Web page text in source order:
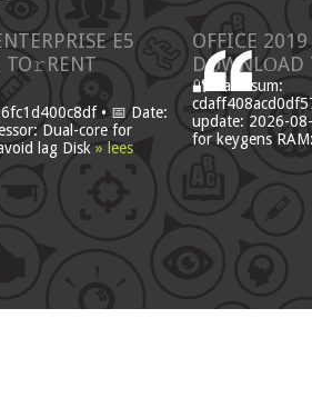
E5
TO𝚛RENT
• 📅 Date:
Dual-core for
lag Disk » lees
OFFICE
DОWNLОAD
🔐 Hash sum:
update: 2026-
for keygens